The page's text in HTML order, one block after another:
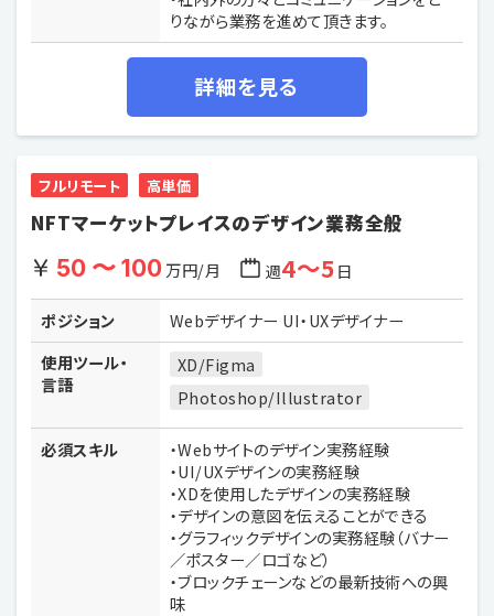
りながら業務を進めて頂きます。
詳細を見る
フルリモート 高単価
NFTマーケットプレイスのデザイン業務全般
50 〜 100万円/月 週4〜5日
ポジション
Webデザイナー UI・UXデザイナー
使用ツール・
言語
XD/Figma
Photoshop/Illustrator
必須スキル
・Webサイトのデザイン実務経験
・UI/UXデザインの実務経験
・XDを使用したデザインの実務経験
・デザインの意図を伝えることができる
・グラフィックデザインの実務経験（バナー
／ポスター／ロゴなど）
・ブロックチェーンなどの最新技術への興
味